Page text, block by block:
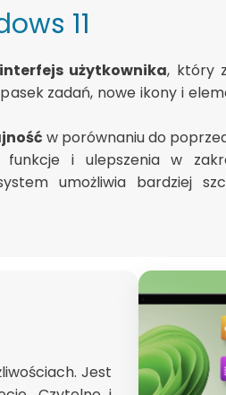
11
użytkownika, który
zadań, nowe ikony i
w porównaniu do
funkcje i ulepszenia w
umożliwia bardziej
Jest